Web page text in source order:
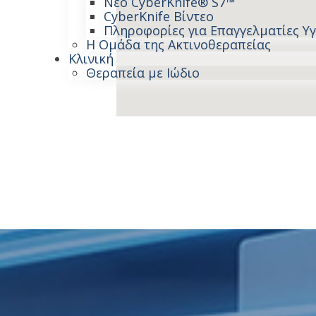
CyberKnife Βίντεο
Πληροφορίες για Επαγγελματίες
Η Ομάδα της Ακτινοθεραπείας
Κλινική
Θεραπεία με Ιώδιο